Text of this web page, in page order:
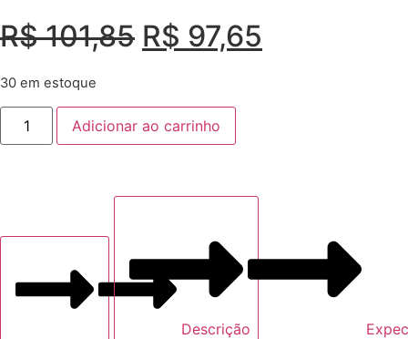
R$101,85 R$ 97,65
30 em estoque
Adicionar ao carrinho
Descrição